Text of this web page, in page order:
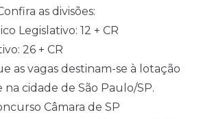
as divisões:
Legislativo: 12 + CR
26 + CR
as vagas destinam-se à lotação
cidade de São Paulo/SP.
Câmara de SP